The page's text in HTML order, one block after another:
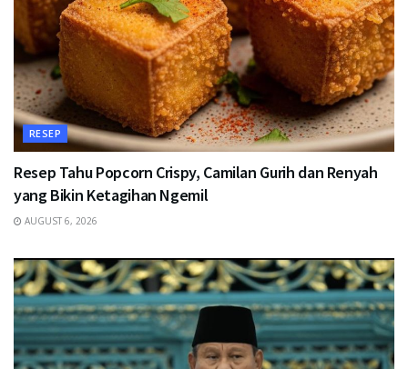
RESEP
Resep Tahu Popcorn Crispy, Camilan Gurih dan Renyah
yang Bikin Ketagihan Ngemil
AUGUST 6, 2026